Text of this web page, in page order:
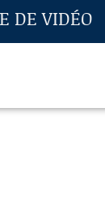
DE VIDÉO